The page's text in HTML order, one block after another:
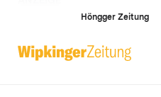
Höngger Zeitung